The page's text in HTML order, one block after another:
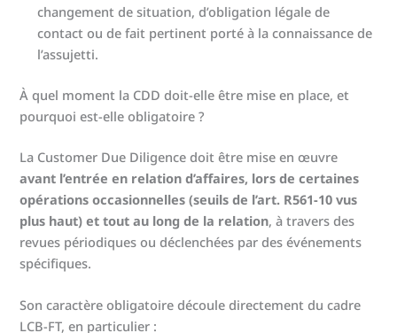
changement de situation, d’obligation légale de
contact ou de fait pertinent porté à la connaissance de
l’assujetti.
À quel moment la CDD doit-elle être mise en place, et
pourquoi est-elle obligatoire ?
La Customer Due Diligence doit être mise en œuvre
avant l’entrée en relation d’affaires, lors de certaines
opérations occasionnelles (seuils de l’art. R561-10 vus
plus haut) et tout au long de la relation, à travers des
revues périodiques ou déclenchées par des événements
spécifiques.
Son caractère obligatoire découle directement du cadre
LCB-FT, en particulier :